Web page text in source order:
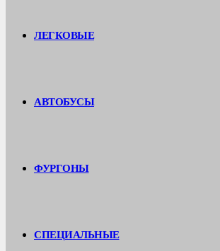
ЛЕГКОВЫЕ
АВТОБУСЫ
ФУРГОНЫ
СПЕЦИАЛЬНЫЕ